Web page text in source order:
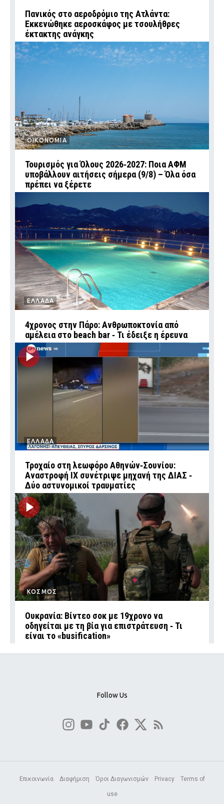
Πανικός στο αεροδρόμιο της Ατλάντα:
Εκκενώθηκε αεροσκάφος με τσουλήθρες
έκτακτης ανάγκης
ΟΙΚΟΝΟΜΙΑ
Τουρισμός για Όλους 2026‑2027: Ποια ΑΦΜ
υποβάλλουν αιτήσεις σήμερα (9/8) – Όλα όσα
πρέπει να ξέρετε
ΕΛΛΑΔΑ
4χρονος στην Πάρο: Ανθρωποκτονία από
αμέλεια στο beach bar ‑ Τι έδειξε η έρευνα
ΕΛΛΑΔΑ
Τροχαίο στη λεωφόρο Αθηνών‑Σουνίου:
Αναστροφή ΙΧ συνέτριψε μηχανή της ΔΙΑΣ ‑
Δύο αστυνομικοί τραυματίες
ΚΟΣΜΟΣ
Ουκρανία: Βίντεο σοκ με 19χρονο να
οδηγείται με τη βία για επιστράτευση ‑ Τι
είναι το «busification»
Follow Us
Επικοινωνία Διαφήμιση Όροι Διαγωνισμών Privacy Terms of
use